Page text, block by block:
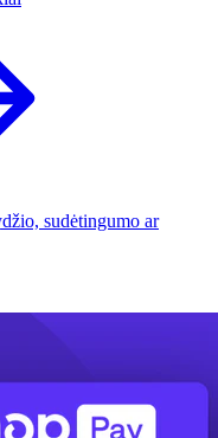
sudėtingumo ar